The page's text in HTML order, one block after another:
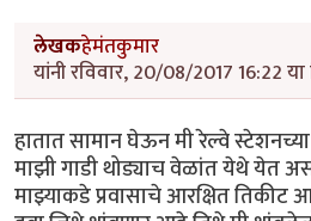
लेखकहेमंतकुमार
यांनी रविवार, 20/08/2017 16:22
हातात सामान घेऊन मी रेल्वे
माझी गाडी थोड्याच वेळांत येथे येत
माझ्याकडे प्रवासाचे आरक्षित तिकीट